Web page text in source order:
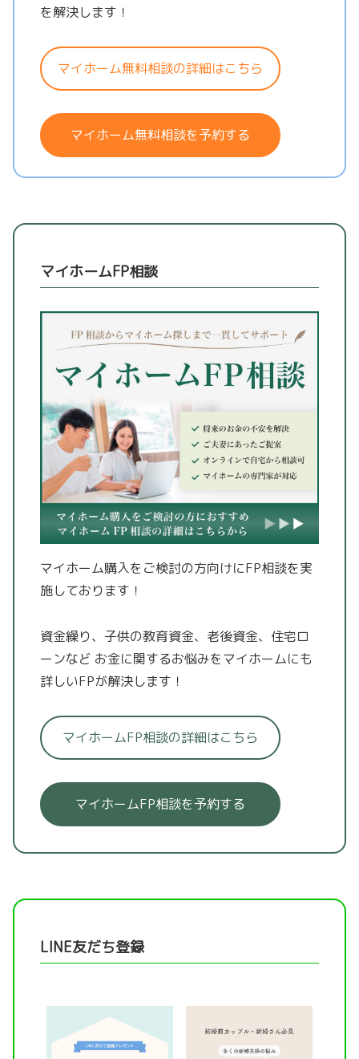
を解決します！
マイホーム無料相談の詳細はこちら
マイホーム無料相談を予約する
マイホームFP相談
マイホーム購入をご検討の方向けにFP相談を実
施しております！
資金繰り、子供の教育資金、老後資金、住宅ロ
ーンなど お金に関するお悩みをマイホームにも
詳しいFPが解決します！
マイホームFP相談の詳細はこちら
マイホームFP相談を予約する
LINE友だち登録